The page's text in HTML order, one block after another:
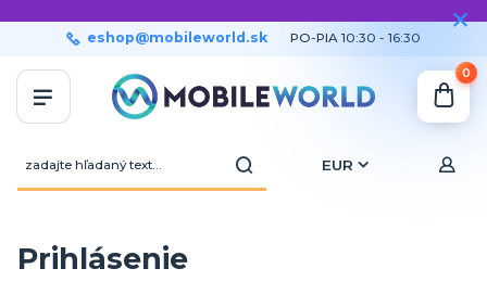
EUR
eshop@mobileworld.sk PO-PIA 10:30 - 16:30
0
Prihlásenie